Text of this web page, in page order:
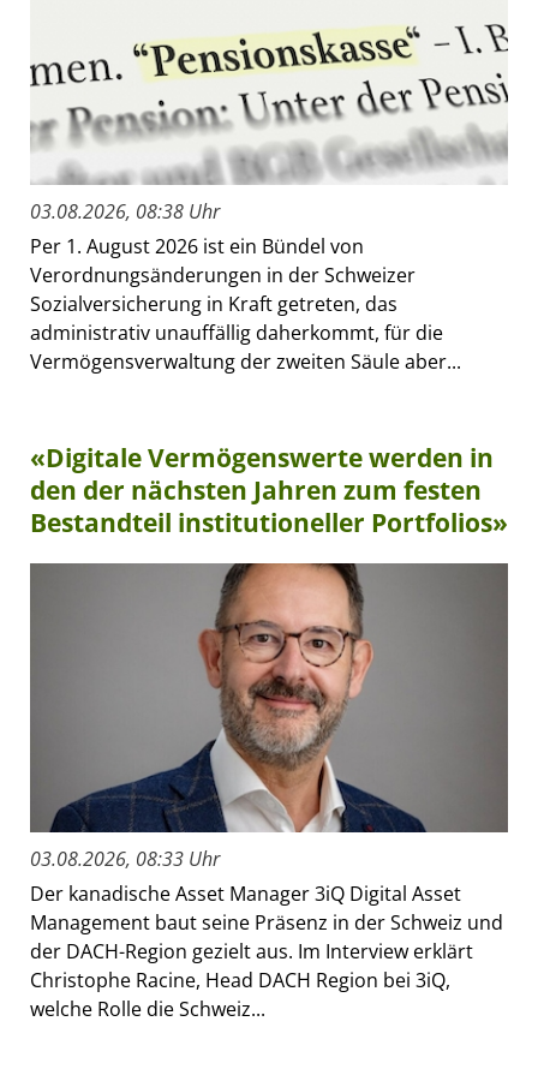
03.08.2026, 08:38 Uhr
Per 1. August 2026 ist ein Bündel von
Verordnungsänderungen in der Schweizer
Sozialversicherung in Kraft getreten, das
administrativ unauffällig daherkommt, für die
Vermögensverwaltung der zweiten Säule aber...
«Digitale Vermögenswerte werden in
den der nächsten Jahren zum festen
Bestandteil institutioneller Portfolios»
03.08.2026, 08:33 Uhr
Der kanadische Asset Manager 3iQ Digital Asset
Management baut seine Präsenz in der Schweiz und
der DACH-Region gezielt aus. Im Interview erklärt
Christophe Racine, Head DACH Region bei 3iQ,
welche Rolle die Schweiz...